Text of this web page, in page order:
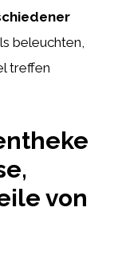
beleuchten,
treffen
von